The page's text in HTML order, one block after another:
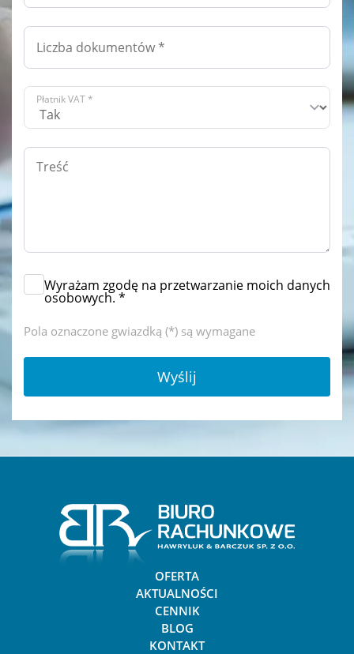
Płatnik VAT *
Wyrażam zgodę na przetwarzanie moich danych
osobowych. *
Pola oznaczone gwiazdką (*) są wymagane
Wyślij
OFERTA
AKTUALNOŚCI
CENNIK
BLOG
KONTAKT